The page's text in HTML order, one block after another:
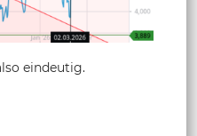
eindeutig.